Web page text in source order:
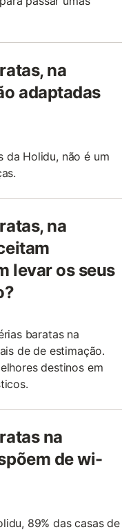
na
adaptadas
da Holidu, não é um
na
levar os seus
baratas na
de de estimação.
destinos em
na
de wi-
89% das casas de